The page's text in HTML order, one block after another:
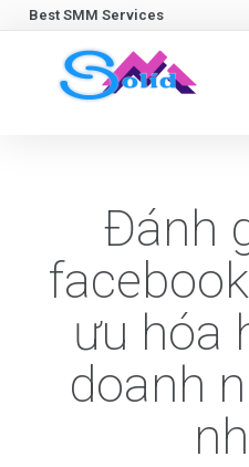
Best SMM Services
Đánh
ưu hóa
doanh